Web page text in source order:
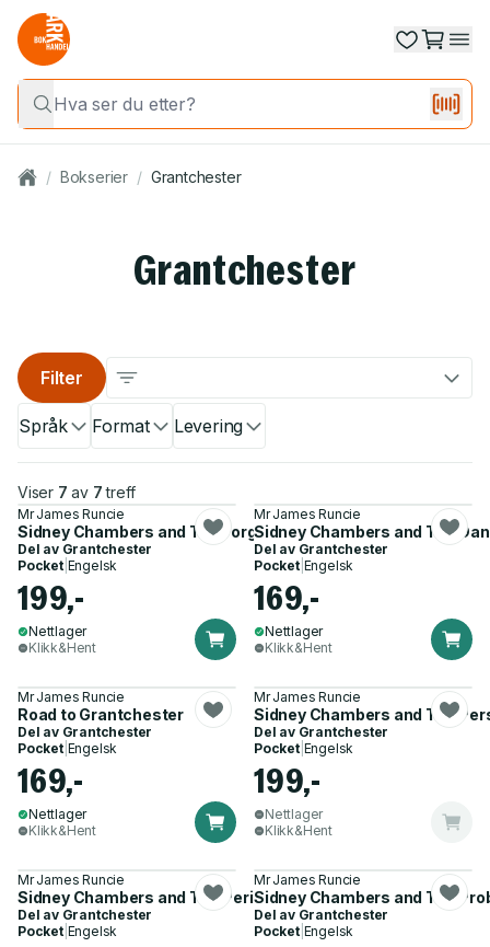
/ Bokserier / Grantchester
Grantchester
Språk Format Levering
Filter
Viser 7 av 7 treff
Mr James Runcie
Sidney Chambers and The Forgiveness of Sins
Del av Grantchester
Pocket| Engelsk
199,-
Nettlager
Klikk&Hent
Mr James Runcie
Sidney Chambers and The
Del av Grantchester
Pocket| Engelsk
169,-
Nettlager
Klikk&Hent
Mr James Runcie
Road to Grantchester
Del av Grantchester
Pocket| Engelsk
169,-
Nettlager
Klikk&Hent
Mr James Runcie
Sidney Chambers and The
Del av Grantchester
Pocket| Engelsk
199,-
Nettlager
Klikk&Hent
Mr James Runcie
Sidney Chambers and The Perils of the Night
Del av Grantchester
Pocket| Engelsk
Mr James Runcie
Sidney Chambers and The
Del av Grantchester
Pocket| Engelsk